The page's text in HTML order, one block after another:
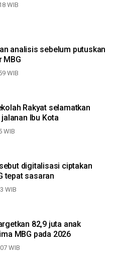
WIB
analisis sebelum putuskan
MBG
WIB
Rakyat selamatkan
Ibu Kota
WIB
digitalisasi ciptakan
tepat sasaran
WIB
82,9 juta anak
MBG pada 2026
WIB